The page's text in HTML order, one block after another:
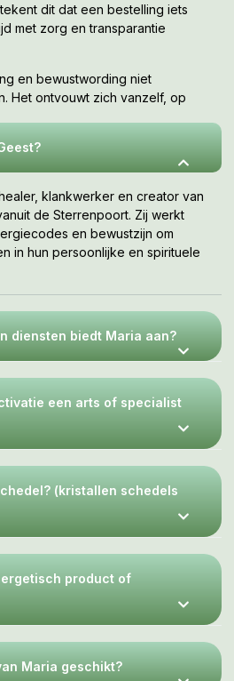
dit dat een bestelling iets
met zorg en transparantie
en bewustwording niet
Het ontvouwt zich vanzelf, op
klankwerker en creator van
de Sterrenpoort. Zij werkt
en bewustzijn om
in hun persoonlijke en spirituele
diensten biedt Maria aan?
een arts of specialist
(kristallen schedels
product of
Maria geschikt?